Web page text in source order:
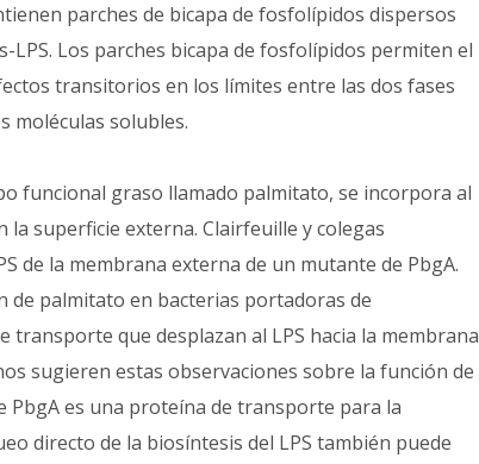
parches de bicapa de fosfolípidos dispersos
Los parches bicapa de fosfolípidos permiten el
transitorios en los límites entre las dos fases
moléculas solubles.
funcional graso llamado palmitato, se incorpora al
superficie externa. Clairfeuille y colegas
de la membrana externa de un mutante de PbgA.
de palmitato en bacterias portadoras de
transporte que desplazan al LPS hacia la membrana
sugieren estas observaciones sobre la función de
PbgA es una proteína de transporte para la
directo de la biosíntesis del LPS también puede